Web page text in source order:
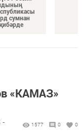
сумнан
«КАМАЗ»
-
1577 0 0